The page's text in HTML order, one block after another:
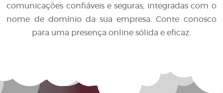
comunicações confiáveis e seguras, integradas com o
nome de domínio da sua empresa. Conte conosco
para uma presença online sólida e eficaz.